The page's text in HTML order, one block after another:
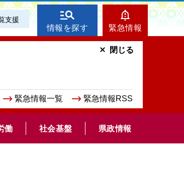
支援
情報を探す 緊急情報
緊急情報一覧 緊急情報RSS
閉じる
働 社会基盤 県政情報